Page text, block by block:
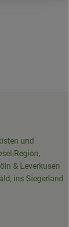
und
Region,
& Leverkusen
ins Siegerland